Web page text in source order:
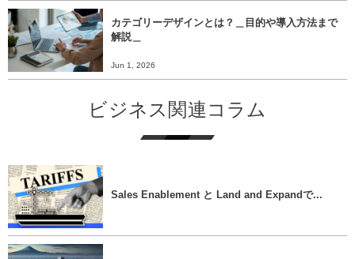
カテゴリーデザインとは？＿目的や導入方法まで
解説＿
Jun 1, 2026
ビジネス関連コラム
Sales Enablement と Land and Expandで...